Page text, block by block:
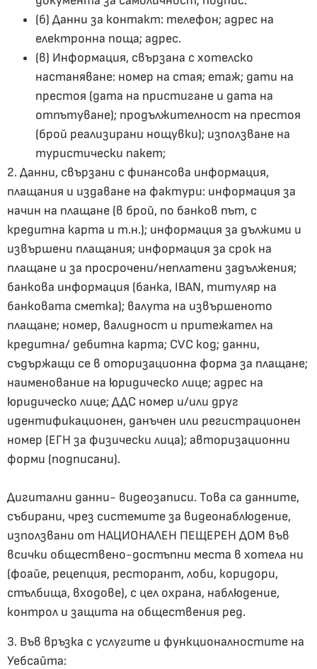
(б) Данни за контакт: телефон; адрес на
електронна поща; адрес.
(в) Информация, свързана с хотелско
настаняване: номер на стая; етаж; дати на
престоя (дата на пристигане и дата на
отпътуване); продължителност на престоя
(брой реализирани нощувки); използване на
туристически пакет;
2. Данни, свързани с финансова информация,
плащания и издаване на фактури: информация за
начин на плащане (в брой, по банков път, с
кредитна карта и т.н.); информация за дължими и
извършени плащания; информация за срок на
плащане и за просрочени/неплатени задължения;
банкова информация (банка, IBAN, титуляр на
банковата сметка); валута на извършеното
плащане; номер, валидност и притежател на
кредитна/ дебитна карта; CVC код; данни,
съдържащи се в оторизационна форма за плащане;
наименование на юридическо лице; адрес на
юридическо лице; ДДС номер и/или друг
идентификационен, данъчен или регистрационен
номер (ЕГН за физически лица); авторизационни
форми (подписани).
Дигитални данни- видеозаписи. Това са данните,
събирани, чрез системите за видеонаблюдение,
използвани от НАЦИОНАЛЕН ПЕЩЕРЕН ДОМ във
всички обществено-достъпни места в хотела ни
(фоайе, рецепция, ресторант, лоби, коридори,
стълбища, входове), с цел охрана, наблюдение,
контрол и защита на обществения ред.
3. Във връзка с услугите и функционалностите на
Уебсайта: